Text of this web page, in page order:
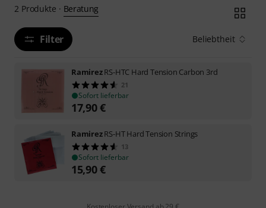
2 Produkte · Beratung
Filter Beliebtheit
RamirezRS-HTC Hard Tension Carbon 3rd
21
Sofort lieferbar
17,90€
RamirezRS-HT Hard Tension Strings
13
Sofort lieferbar
15,90€